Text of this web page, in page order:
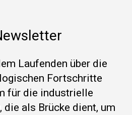
Laufenden über die
Fortschritte
für die industrielle
als Brücke dient, um